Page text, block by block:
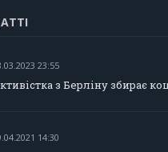
23:55
з Берліну збирає
14:30